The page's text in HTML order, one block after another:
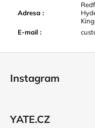
Adresa :
E-mail :
Instagram
YATE.CZ